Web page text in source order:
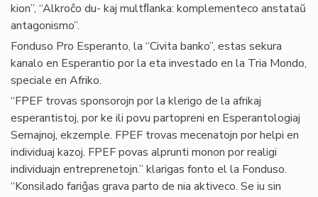
kion”, “Alkroĉo du- kaj multﬂanka: komplementeco anstataŭ
antagonismo”.
Fonduso Pro Esperanto, la “Civita banko”, estas sekura
kanalo en Esperantio por la eta investado en la Tria Mondo,
speciale en Afriko.
“FPEF trovas sponsorojn por la klerigo de la afrikaj
esperantistoj, por ke ili povu partopreni en Esperantologiaj
Semajnoj, ekzemple. FPEF trovas mecenatojn por helpi en
individuaj kazoj. FPEF povas alprunti monon por realigi
individuajn entreprenetojn.” klarigas fonto el la Fonduso.
“Konsilado fariĝas grava parto de nia aktiveco. Se iu sin